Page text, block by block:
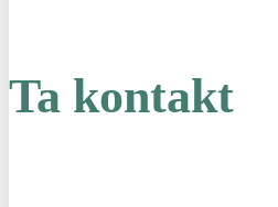
Ta kontakt